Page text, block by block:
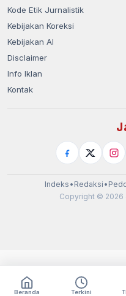
Beranda Terkini
Kode Etik Jurnalistik
Kebijakan Koreksi
Kebijakan AI
Disclaimer
Info Iklan
Kontak
Indeks • Redaksi •
Copyright © 2026